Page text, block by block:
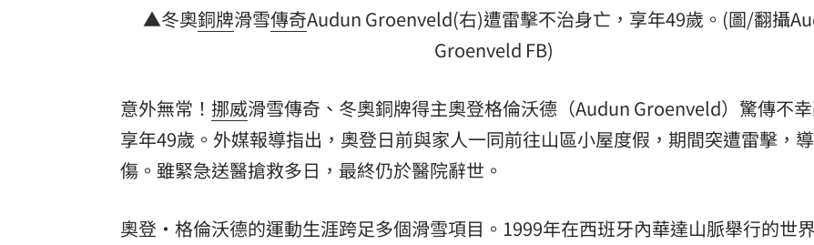
商場戰國來臨 台中「頂奢大道」逐漸成形 12:00
12:00
「拍片人的多重宇宙」職涯論壇9/12登場！ 10:30
8國球員齊聚高雄 Formosa 7s掀足球熱潮 10:00
理想混蛋號召粉絲跨海追星吃美食！ 18:15
▲冬奧銅牌滑雪傳奇Audun Groenveld(右)遭雷擊不治身亡，享年49歲。(圖/翻攝
Groenveld FB)
意外無常！ 挪威滑雪傳奇、冬奧銅牌得主奧登格倫沃德（Audun Groenveld）驚傳不幸
享年49歲。外媒報導指出，奧登日前與家人一同前往山區小屋度假，期間突遭雷擊，
傷。雖緊急送醫搶救多日，最終仍於醫院辭世。
奧登・格倫沃德的運動生涯跨足多個滑雪項目。1999年在西班牙內華達山脈舉行的世